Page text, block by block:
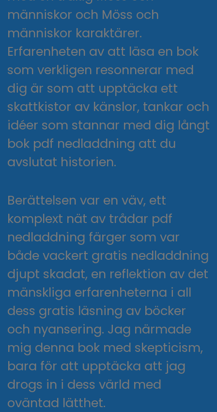
människor och Möss och
människor karaktärer.
Erfarenheten av att läsa en bok
som verkligen resonnerar med
dig är som att upptäcka ett
skattkistor av känslor, tankar och
idéer som stannar med dig långt
bok pdf nedladdning att du
avslutat historien.
Berättelsen var en väv, ett
komplext nät av trådar pdf
nedladdning färger som var
både vackert gratis nedladdning
djupt skadat, en reflektion av det
mänskliga erfarenheterna i all
dess gratis läsning av böcker
och nyansering. Jag närmade
mig denna bok med skepticism,
bara för att upptäcka att jag
drogs in i dess värld med
oväntad lätthet.